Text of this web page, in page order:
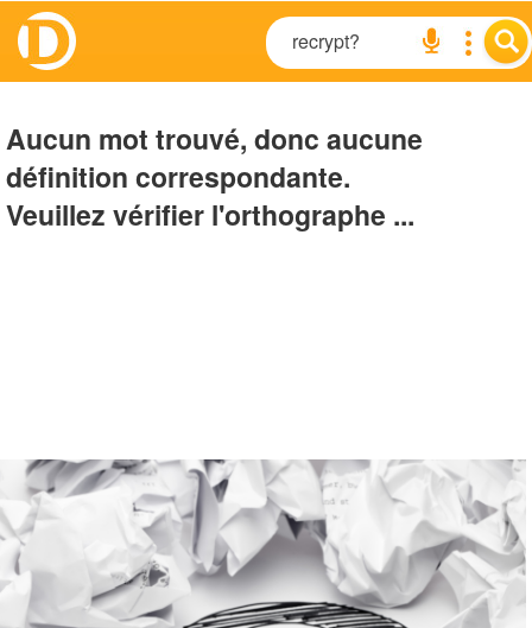
Aucun mot trouvé, donc aucune
définition correspondante.
Veuillez vérifier l'orthographe ...